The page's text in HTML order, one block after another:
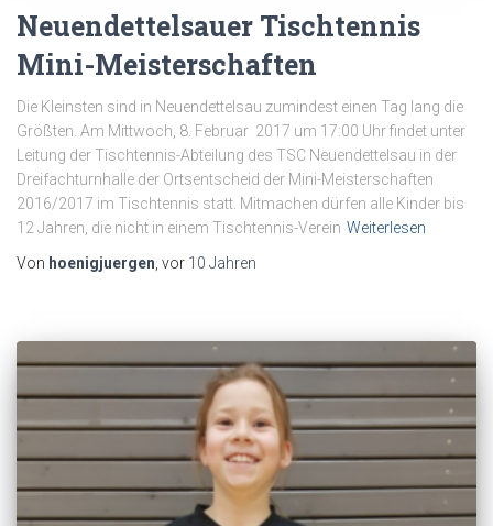
Neuendettelsauer Tischtennis
Mini-Meisterschaften
Die Kleinsten sind in Neuendettelsau zumindest einen Tag lang die
Größten. Am Mittwoch, 8. Februar 2017 um 17:00 Uhr findet unter
Leitung der Tischtennis-Abteilung des TSC Neuendettelsau in der
Dreifachturnhalle der Ortsentscheid der Mini-Meisterschaften
2016/2017 im Tischtennis statt. Mitmachen dürfen alle Kinder bis
12 Jahren, die nicht in einem Tischtennis-Verein Weiterlesen
Von hoenigjuergen, vor 10 Jahren